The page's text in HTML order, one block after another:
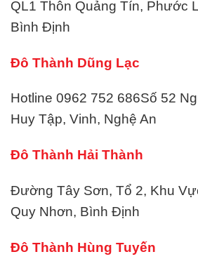
QL1 Thôn Quảng Tín, Phước
Bình Định
Đô Thành Dũng Lạc
Hotline 0962 752 686Số 52
Huy Tập, Vinh, Nghệ An
Đô Thành Hải Thành
Đường Tây Sơn, Tổ 2, Khu
Quy Nhơn, Bình Định
Đô Thành Hùng Tuyến